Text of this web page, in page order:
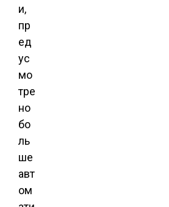
и,
пр
ед
ус
мо
тре
но
бо
ль
ше
авт
ом